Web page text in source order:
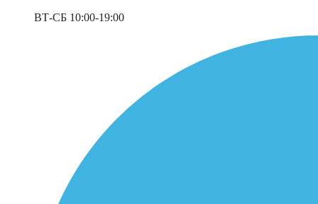
ВТ-СБ 10:00-19:00